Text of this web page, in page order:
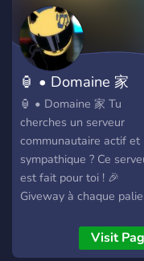
🏮 • Domaine 家
🏮 • Domaine 家 Tu
cherches un serveur
communautaire actif et
sympathique ? Ce
est fait pour toi ! 🎉
Giveway à chaque
jour en jour pour une
meilleure expérience !
Visit